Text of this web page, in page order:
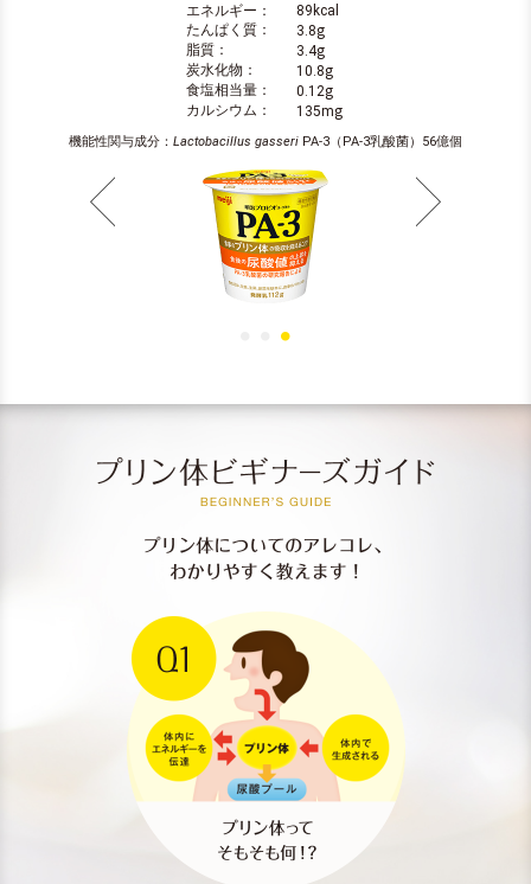
エネルギー：
89kcal
たんぱく質：
3.8g
脂質： 3.4g
炭水化物： 10.8g
食塩相当量： 0.12g
カルシウム： 135mg
機能性関与成分： Lactobacillus gasseri PA-3（PA-3乳酸菌）56億個